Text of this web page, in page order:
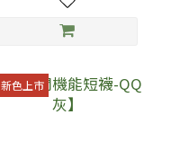
新色上市